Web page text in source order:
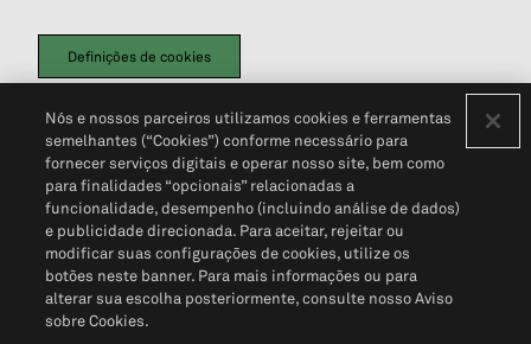
Definições de cookies
Política de PrivacidadePortal de privacidade do cliente (em inglês)
Não Venda Minhas Informações Pessoais© 2026 S&P Global
Nós e nossos parceiros utilizamos cookies e ferramentas
semelhantes (“Cookies”) conforme necessário para
fornecer serviços digitais e operar nosso site, bem como
para finalidades “opcionais” relacionadas a
funcionalidade, desempenho (incluindo análise de dados)
e publicidade direcionada. Para aceitar, rejeitar ou
modificar suas configurações de cookies, utilize os
botões neste banner. Para mais informações ou para
alterar sua escolha posteriormente, consulte nosso Aviso
sobre Cookies.